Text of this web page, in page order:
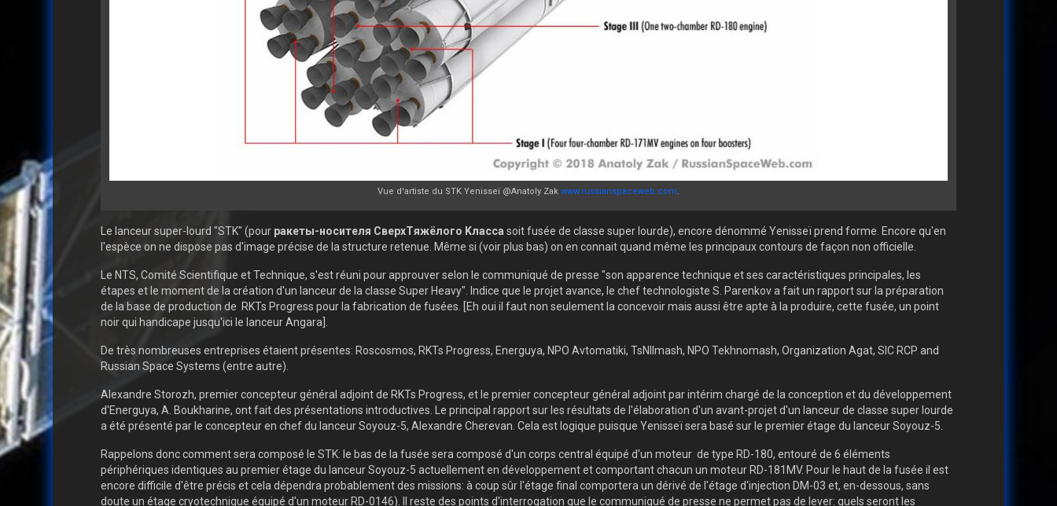
Vue d'artiste du STK Yenisseï @Anatoly Zak www.russianspaceweb.com.
Le lanceur super-lourd "STK" (pour ракеты-носителя CверхTяжёлого Kласса soit fusée de classe super lourde), encore dénommé Yenisseï prend forme. Encore qu'en
l'espèce on ne dispose pas d'image précise de la structure retenue. Même si (voir plus bas) on en connait quand même les principaux contours de façon non officielle.
Le NTS, Comité Scientifique et Technique, s'est réuni pour approuver selon le communiqué de presse "son apparence technique et ses caractéristiques principales, les
étapes et le moment de la création d'un lanceur de la classe Super Heavy". Indice que le projet avance, le chef technologiste S. Parenkov a fait un rapport sur la préparation
de la base de production de RKTs Progress pour la fabrication de fusées. [Eh oui il faut non seulement la concevoir mais aussi être apte à la produire, cette fusée, un point
noir qui handicape jusqu'ici le lanceur Angara].
De très nombreuses entreprises étaient présentes: Roscosmos, RKTs Progress, Energuya, NPO Avtomatiki, TsNIImash, NPO Tekhnomash, Organization Agat, SIC RCP and
Russian Space Systems (entre autre).
Alexandre Storozh, premier concepteur général adjoint de RKTs Progress, et le premier concepteur général adjoint par intérim chargé de la conception et du développement
d'Energuya, A. Boukharine, ont fait des présentations introductives. Le principal rapport sur les résultats de l'élaboration d'un avant-projet d'un lanceur de classe super lourde
a été présenté par le concepteur en chef du lanceur Soyouz-5, Alexandre Cherevan. Cela est logique puisque Yenisseï sera basé sur le premier étage du lanceur Soyouz-5.
Rappelons donc comment sera composé le STK: le bas de la fusée sera composé d'un corps central équipé d'un moteur de type RD-180, entouré de 6 éléments
périphériques identiques au premier étage du lanceur Soyouz-5 actuellement en développement et comportant chacun un moteur RD-181MV. Pour le haut de la fusée il est
encore difficile d'être précis et cela dépendra probablement des missions: à coup sûr l'étage final comportera un dérivé de l'étage d'injection DM-03 et, en-dessous, sans
doute un étage cryotechnique équipé d'un moteur RD-0146). Il reste des points d'interrogation que le communiqué de presse ne permet pas de lever: quels seront les